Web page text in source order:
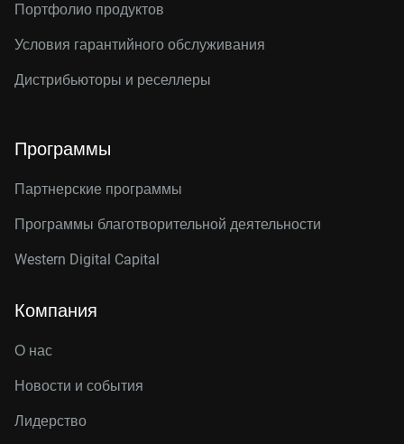
Портфолио продуктов
Условия гарантийного обслуживания
Дистрибьюторы и реселлеры
Программы
Партнерские программы
Программы благотворительной деятельности
Western Digital Capital
Компания
О нас
Новости и события
Лидерство